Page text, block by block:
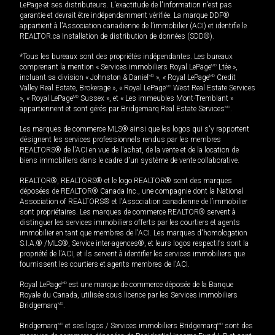
LePage et ses distributeurs. L'exactitude de l'information n'est pas
garantie et devrait être indépendamment vérifiée. La marque DDF®
appartient à l'Association canadienne de l’immobilier (ACI) et identifie le
REALTOR.ca Installation de distribution de données (SDD®).
*Tous les bureaux sont des propriétés indépendantes. Les bureaux
comprenant la mention « Services immobiliers Royal LePageMD Ltée »,
incluant sa division « Johnston & Daniel MD », « Royal LePageMD Credit
Valley Real Estate, Brokerage », « Royal LePageMD West Real Estate Services
», « Royal LePageMD Sussex », et « Les immeubles Mont-Tremblant »
appartiennent et sont gérés par Bridgemarq Real Estate ServicesMD.
Les marques de commerce MLS® ainsi que les logos qui s'y rapportent
désignent les services professionnels rendus par les membres
REALTORS® de l'ACI en vue de l'achat, de la vente et de la location de
biens immobiliers dans le cadre d'un système de vente collaborative.
REALTOR®, REALTORS® et le logo REALTOR® sont des marques
déposées de REALTOR® Canada Inc., une compagnie dont la National
Association of REALTORS® et l'Association canadienne de l’immobilier
sont propriétaires. Les marques de commerce REALTOR® servent à
distinguer les services immobiliers offerts par les courtiers et agents
immobilier en tant que membres de l'ACI. Les marques d'homologation
S.I.A.® /MLS®, Service inter-agences®, et leurs logos respectifs sont la
propriété de l'ACI, et ils servent à identifier les services immobiliers que
fournissent les courtiers et agents membres de l'ACI.
Royal LePageMD est une marque de commerce déposée de la Banque
Royale du Canada, utilisée sous licence par les Services immobiliers
BridgemarqMD.
BridgemarqMD et ses logos / Services immobiliers BridgemarqMD sont des